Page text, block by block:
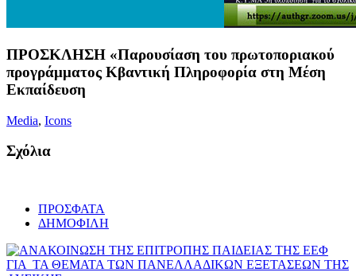
ΠΡΟΣΚΛΗΣΗ «Παρουσίαση του πρωτοποριακού
προγράμματος Κβαντική Πληροφορία στη Μέση
Εκπαίδευση
Media, Icons
Σχόλια
ΠΡΟΣΦΑΤΑ
ΔΗΜΟΦΙΛΗ